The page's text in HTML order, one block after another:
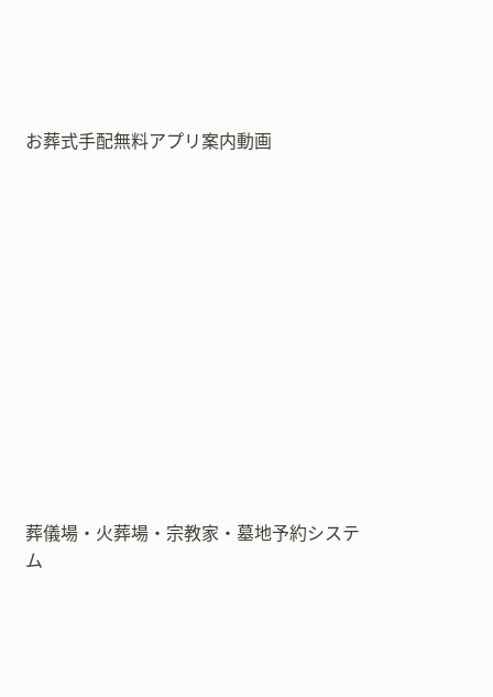
お葬式手配無料アプリ案内動画
葬儀場・火葬場・宗教家・墓地予約システ
ム